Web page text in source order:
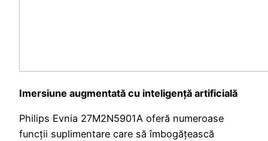
Imersiune augmentată cu inteligență artificială
Philips Evnia 27M2N5901A oferă numeroase
funcții suplimentare care să îmbogățească